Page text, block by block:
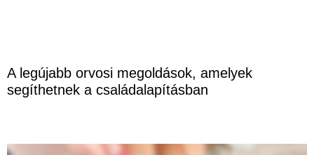
A legújabb orvosi megoldások, amelyek
segíthetnek a családalapításban